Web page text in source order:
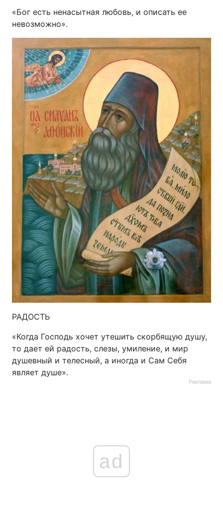
«Бог есть ненасытная любовь, и описать ее
невозможно».
РАДОСТЬ
«Когда Господь хочет утешить скорбящую душу,
то дает ей радость, слезы, умиление, и мир
душевный и телесный, а иногда и Сам Себя
являет душе».
Реклама
ad